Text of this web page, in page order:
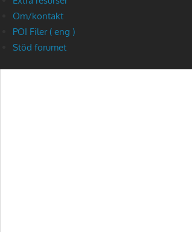
Om/kontakt
POI Filer ( eng )
Stöd forumet